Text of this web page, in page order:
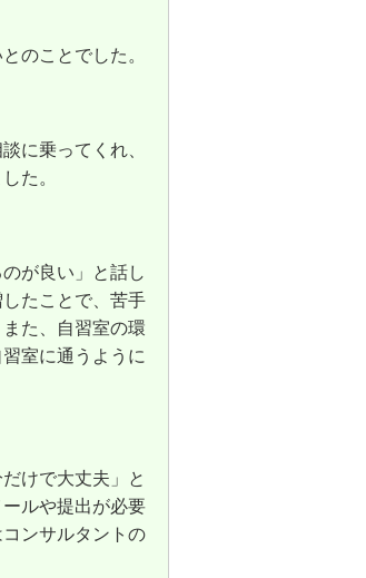
のことでした。
に乗ってくれ、
た。
が良い」と話し
たことで、苦手
た、自習室の環
室に通うように
けで大丈夫」と
ルや提出が必要
ンサルタントの